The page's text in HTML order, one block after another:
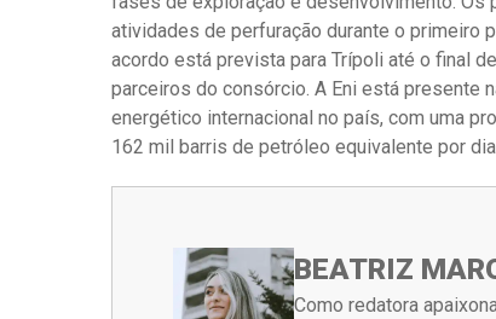
atividades de perfuração durante o primeiro
acordo está prevista para Trípoli até o final
parceiros do consórcio. A Eni está presente
energético internacional no país, com uma
162 mil barris de petróleo equivalente por
BEATRIZ
Como redatora